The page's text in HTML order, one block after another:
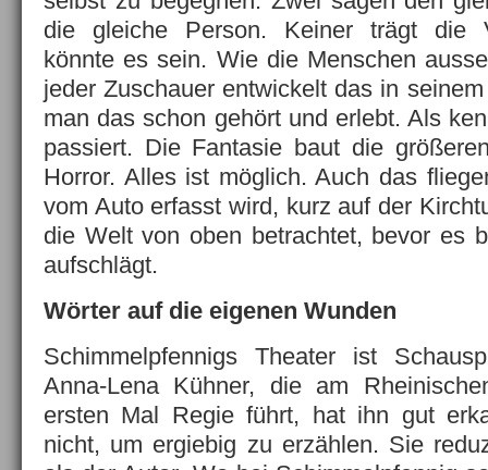
die gleiche Person. Keiner trägt die
könnte es sein. Wie die Menschen
jeder Zuschauer entwickelt das in
man das schon gehört und erlebt. Als
passiert. Die Fantasie baut die
Horror. Alles ist möglich. Auch das
vom Auto erfasst wird, kurz auf der
die Welt von oben betrachtet, bevor es
aufschlägt.
Wörter auf die eigenen Wunden
Schimmelpfennigs Theater ist
Anna-Lena Kühner, die am
ersten Mal Regie führt, hat ihn gut
nicht, um ergiebig zu erzählen. Sie